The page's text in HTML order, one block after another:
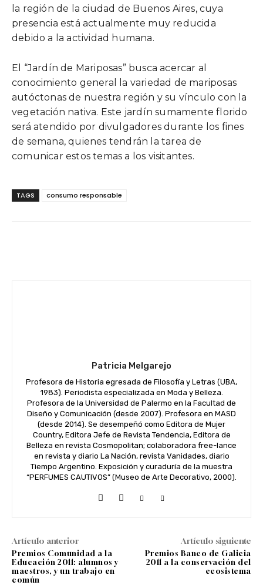
la región de la ciudad de Buenos Aires, cuya
presencia está actualmente muy reducida
debido a la actividad humana.
El “Jardín de Mariposas” busca acercar al
conocimiento general la variedad de mariposas
autóctonas de nuestra región y su vínculo con la
vegetación nativa. Este jardín sumamente florido
será atendido por divulgadores durante los fines
de semana, quienes tendrán la tarea de
comunicar estos temas a los visitantes.
TAGS consumo responsable
Patricia Melgarejo
Profesora de Historia egresada de Filosofía y Letras (UBA,
1983). Periodista especializada en Moda y Belleza.
Profesora de la Universidad de Palermo en la Facultad de
Diseño y Comunicación (desde 2007). Profesora en MASD
(desde 2014). Se desempeñó como Editora de Mujer
Country, Editora Jefe de Revista Tendencia, Editora de
Belleza en revista Cosmopolitan; colaboradora free-lance
en revista y diario La Nación, revista Vanidades, diario
Tiempo Argentino. Exposición y curaduría de la muestra
“PERFUMES CAUTIVOS” (Museo de Arte Decorativo, 2000).
Artículo anterior
Premios Comunidad a la
Educación 2011: alumnos y
maestros, y un trabajo en
común
Artículo siguiente
Premios Banco de Galicia
2011 a la conservación del
ecosistema